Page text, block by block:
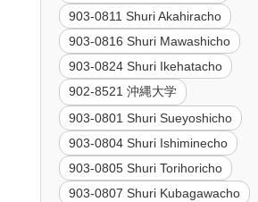
903-0811 Shuri Akahiracho
903-0816 Shuri Mawashicho
903-0824 Shuri Ikehatacho
902-8521 沖縄大学
903-0801 Shuri Sueyoshicho
903-0804 Shuri Ishiminecho
903-0805 Shuri Torihoricho
903-0807 Shuri Kubagawacho